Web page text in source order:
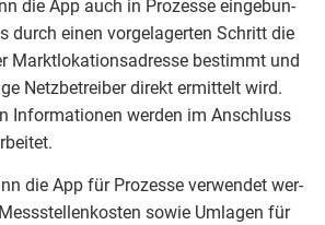
die App auch in Pro­zes­se ein­ge­bun­
durch einen vor­ge­la­ger­ten Schritt die
Markt­lo­ka­ti­ons­adres­se bestimmt und
Netz­be­trei­ber direkt ermit­telt wird.
Infor­ma­tio­nen wer­den im Anschluss
die App für Pro­zes­se ver­wen­det wer­
sowie Umla­gen für